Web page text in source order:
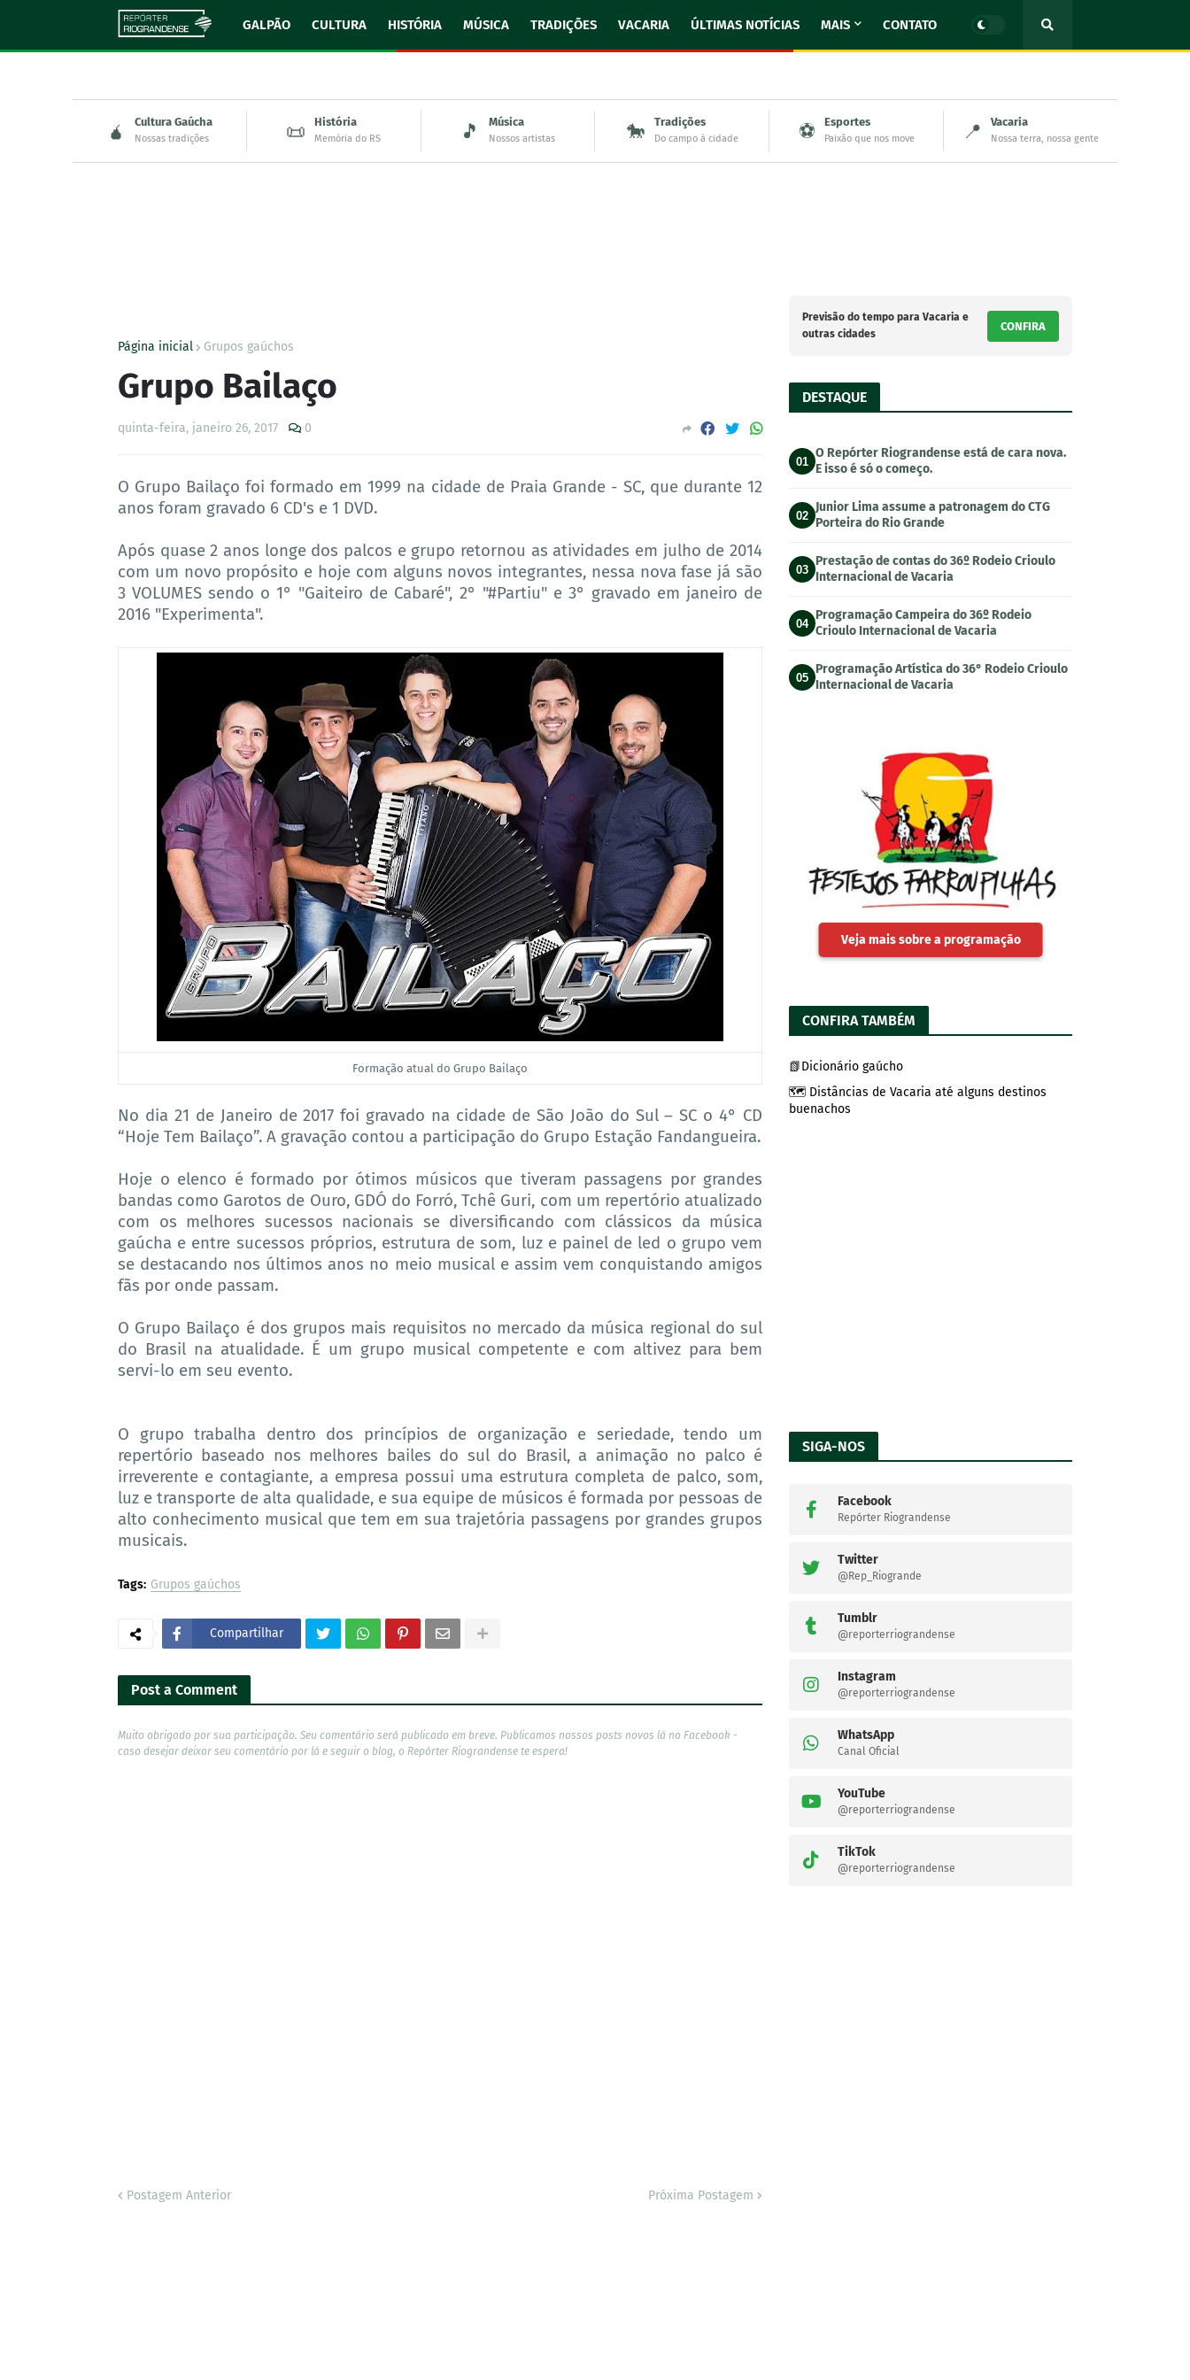
GALPÃO CULTURA HISTÓRIA MÚSICA TRADIÇÕES VACARIA ÚLTIMAS NOTÍCIAS MAIS CONTATO
🧉 Cultura Gaúcha
Nossas tradições 📜 História
Memória do RS 🎵 Música
Nossos artistas 🐎 Tradições
Do campo à cidade ⚽ Esportes
Paixão que nos move 📍 Vacaria
Nossa terra, nossa gente
Página inicial Grupos gaúchos
Grupo Bailaço
quinta-feira, janeiro 26, 2017 0
O Grupo Bailaço foi formado em 1999 na cidade de Praia Grande - SC, que durante 12
anos foram gravado 6 CD's e 1 DVD.
Após quase 2 anos longe dos palcos e grupo retornou as atividades em julho de 2014
com um novo propósito e hoje com alguns novos integrantes, nessa nova fase já são
3 VOLUMES sendo o 1° "Gaiteiro de Cabaré", 2° "#Partiu" e 3° gravado em janeiro de
2016 "Experimenta".
Formação atual do Grupo Bailaço
No dia 21 de Janeiro de 2017 foi gravado na cidade de São João do Sul – SC o 4° CD
“Hoje Tem Bailaço”. A gravação contou a participação do Grupo Estação Fandangueira.
Hoje o elenco é formado por ótimos músicos que tiveram passagens por grandes
bandas como Garotos de Ouro, GDÓ do Forró, Tchê Guri, com um repertório atualizado
com os melhores sucessos nacionais se diversificando com clássicos da música
gaúcha e entre sucessos próprios, estrutura de som, luz e painel de led o grupo vem
se destacando nos últimos anos no meio musical e assim vem conquistando amigos
fãs por onde passam.
O Grupo Bailaço é dos grupos mais requisitos no mercado da música regional do sul
do Brasil na atualidade. É um grupo musical competente e com altivez para bem
servi-lo em seu evento.
O grupo trabalha dentro dos princípios de organização e seriedade, tendo um
repertório baseado nos melhores bailes do sul do Brasil, a animação no palco é
irreverente e contagiante, a empresa possui uma estrutura completa de palco, som,
luz e transporte de alta qualidade, e sua equipe de músicos é formada por pessoas de
alto conhecimento musical que tem em sua trajetória passagens por grandes grupos
musicais.
Tags: Grupos gaúchos
Compartilhar
Post a Comment
Muito obrigado por sua participação. Seu comentário será publicado em breve. Publicamos nossos posts novos lá no Facebook -
caso desejar deixar seu comentário por lá e seguir o blog, o Repórter Riograndense te espera!
Postagem Anterior Próxima Postagem
Previsão do tempo para Vacaria e
outras cidades
CONFIRA
DESTAQUE
01
O Repórter Riograndense está de cara nova.
E isso é só o começo.
02
Junior Lima assume a patronagem do CTG
Porteira do Rio Grande
03
Prestação de contas do 36º Rodeio Crioulo
Internacional de Vacaria
04
Programação Campeira do 36º Rodeio
Crioulo Internacional de Vacaria
05
Programação Artística do 36° Rodeio Crioulo
Internacional de Vacaria
Veja mais sobre a programação
CONFIRA TAMBÉM
📗Dicionário gaúcho
🗺️ Distâncias de Vacaria até alguns destinos
buenachos
SIGA-NOS
Facebook
Repórter Riograndense
Twitter
@Rep_Riogrande
Tumblr
@reporterriograndense
Instagram
@reporterriograndense
WhatsApp
Canal Oficial
YouTube
@reporterriograndense
TikTok
@reporterriograndense